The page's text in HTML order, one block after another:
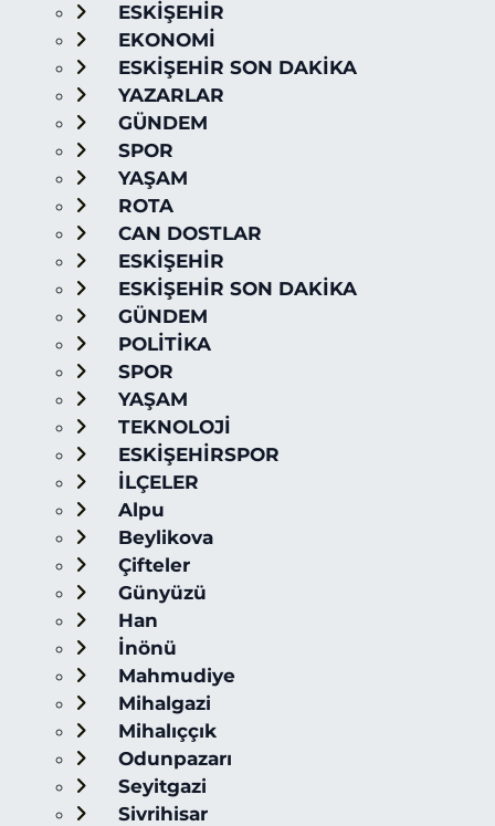
ESKİŞEHİR
EKONOMİ
ESKİŞEHİR SON DAKİKA
YAZARLAR
GÜNDEM
SPOR
YAŞAM
ROTA
CAN DOSTLAR
ESKİŞEHİR
ESKİŞEHİR SON DAKİKA
GÜNDEM
POLİTİKA
SPOR
YAŞAM
TEKNOLOJİ
ESKİŞEHİRSPOR
İLÇELER
Alpu
Beylikova
Çifteler
Günyüzü
Han
İnönü
Mahmudiye
Mihalgazi
Mihalıççık
Odunpazarı
Seyitgazi
Sivrihisar